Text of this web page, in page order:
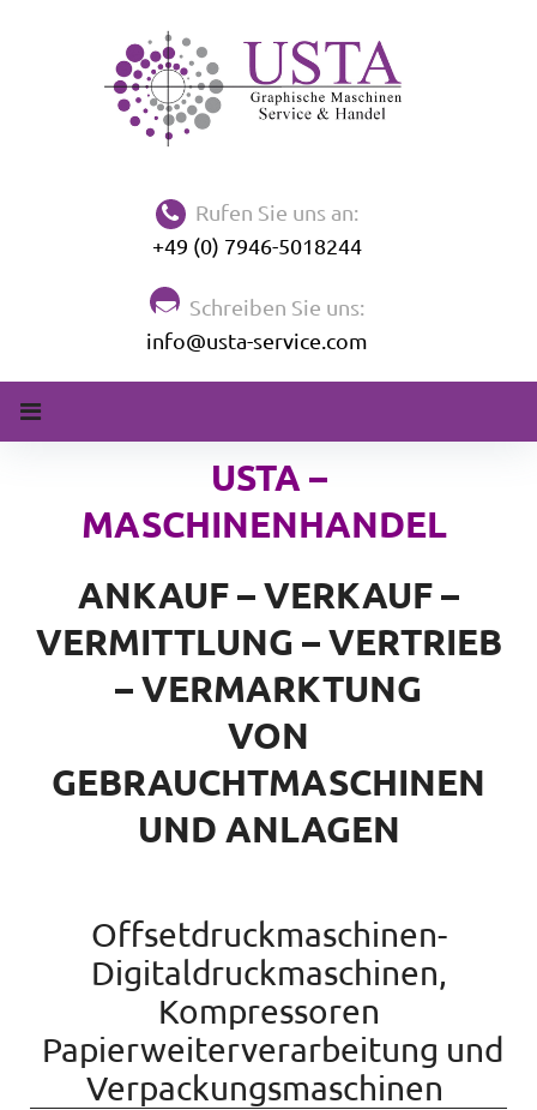
Rufen Sie uns an:
+49 (0) 7946-5018244
Schreiben Sie uns:
info@usta-service.com
USTA –
MASCHINENHANDEL
ANKAUF – VERKAUF –
VERMITTLUNG – VERTRIEB
– VERMARKTUNG
VON
GEBRAUCHTMASCHINEN
UND ANLAGEN
Offsetdruckmaschinen-
Digitaldruckmaschinen,
Kompressoren
Papierweiterverarbeitung und
Verpackungsmaschinen